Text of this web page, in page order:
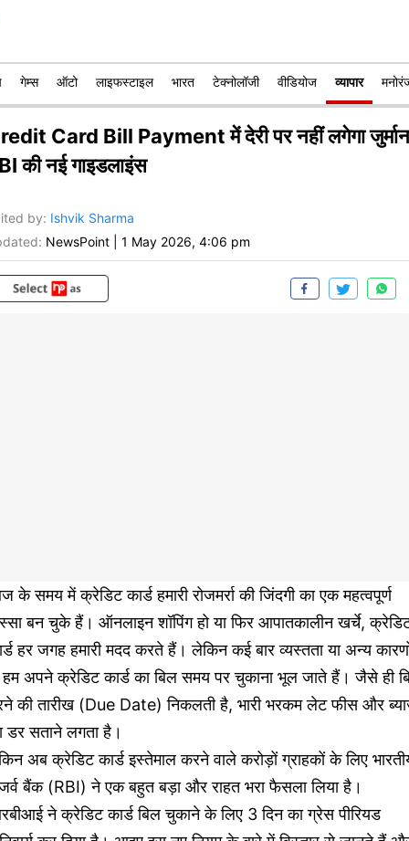
गेम्स ऑटो लाइफस्टाइल भारत टेक्नोलॉजी वीडियोज व्यापार
Card Bill Payment में देरी पर नहीं लगेगा
की नई गाइडलाइंस
by: Ishvik Sharma
NewsPoint 1 May 2026, 4:06 pm
के समय में क्रेडिट कार्ड हमारी रोजमर्रा की जिंदगी का एक महत्वपूर्ण
बन चुके हैं। ऑनलाइन शॉपिंग हो या फिर आपातकालीन खर्चे,
हर जगह हमारी मदद करते हैं। लेकिन कई बार व्यस्तता या अन्य
अपने क्रेडिट कार्ड का बिल समय पर चुकाना भूल जाते हैं। जैसे ही
की तारीख (Due Date) निकलती है, भारी भरकम लेट फीस और
डर सताने लगता है।
अब क्रेडिट कार्ड इस्तेमाल करने वाले करोड़ों ग्राहकों के लिए
बैंक (RBI) ने एक बहुत बड़ा और राहत भरा फैसला लिया है।
ने क्रेडिट कार्ड बिल चुकाने के लिए 3 दिन का ग्रेस पीरियड